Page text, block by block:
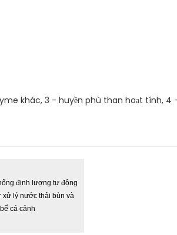
khác, 3 - huyền phù than hoạt tính, 4